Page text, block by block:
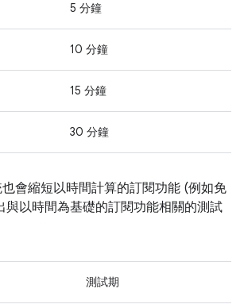
5 分鐘
10 分鐘
15 分鐘
30 分鐘
會縮短以時間計算的訂閱功能 (例如免
與以時間為基礎的訂閱功能相關的測試
測試期